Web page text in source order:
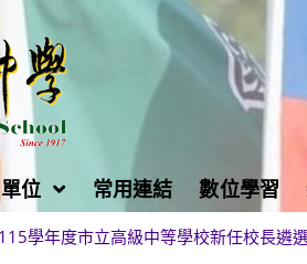
位 常用連結 數位學習
學年度市立高級中等學校新任校長遴